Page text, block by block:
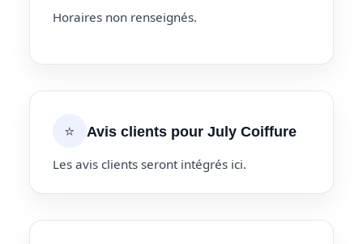
Horaires non renseignés.
⭐ Avis clients pour July Coiffure
Les avis clients seront intégrés ici.